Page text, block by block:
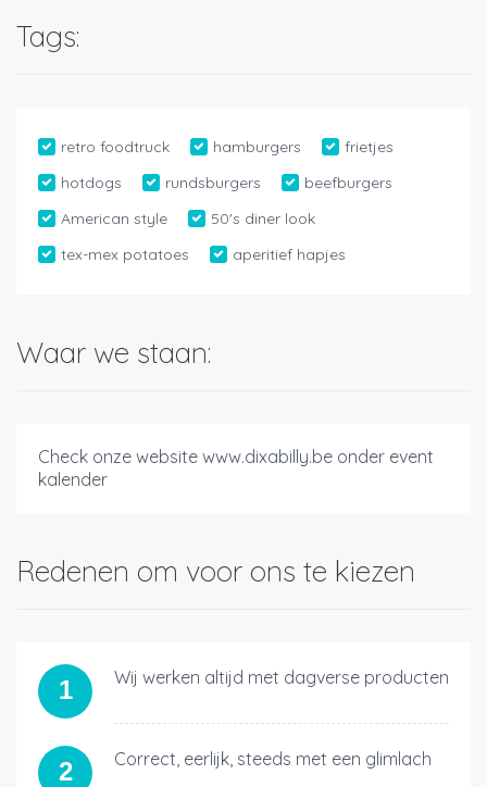
Tags:
retro foodtruck hamburgers
frietjes
hotdogs
rundsburgers
beefburgers
American style
50's diner look
tex-mex potatoes
aperitief hapjes
Waar we staan:
Check onze website www.dixabilly.be onder event
kalender
Redenen om voor ons te kiezen
1 Wij werken altijd met dagverse producten
2 Correct, eerlijk, steeds met een glimlach